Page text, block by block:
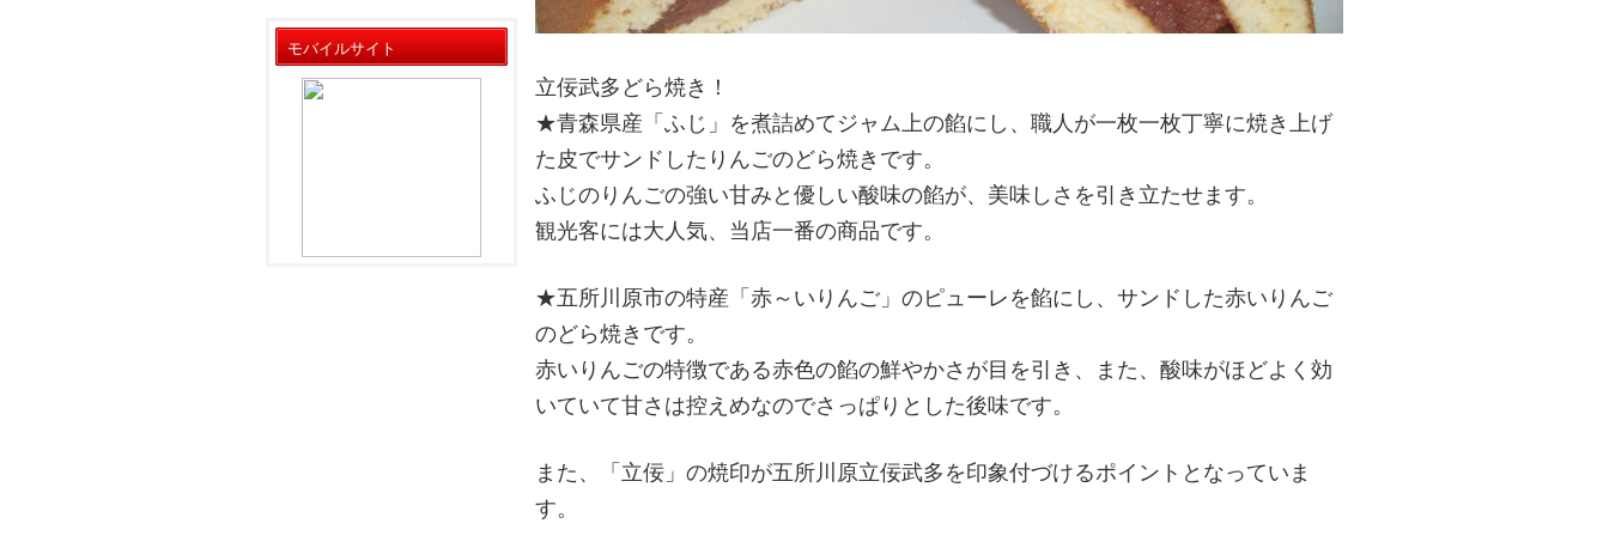
立佞武多どら焼き！
★青森県産「ふじ」を煮詰めてジャム上の餡にし、職人が一枚一枚丁寧に焼き上げ
た皮でサンドしたりんごのどら焼きです。
ふじのりんごの強い甘みと優しい酸味の餡が、美味しさを引き立たせます。
観光客には大人気、当店一番の商品です。
★五所川原市の特産「赤～いりんご」のピューレを餡にし、サンドした赤いりんご
のどら焼きです。
赤いりんごの特徴である赤色の餡の鮮やかさが目を引き、また、酸味がほどよく効
いていて甘さは控えめなのでさっぱりとした後味です。
また、「立佞」の焼印が五所川原立佞武多を印象付づけるポイントとなっていま
す。
モバイルサイト